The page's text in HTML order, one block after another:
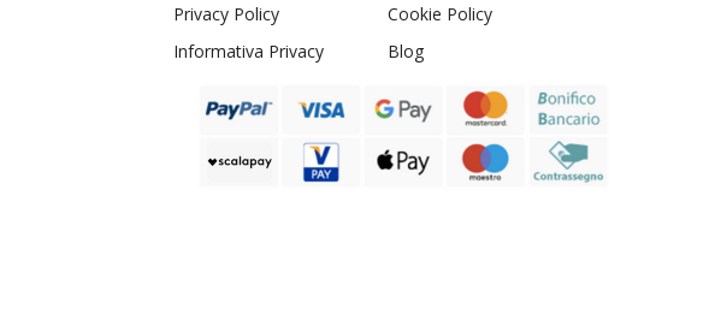
Privacy Policy
Cookie Policy
Informativa Privacy
Blog